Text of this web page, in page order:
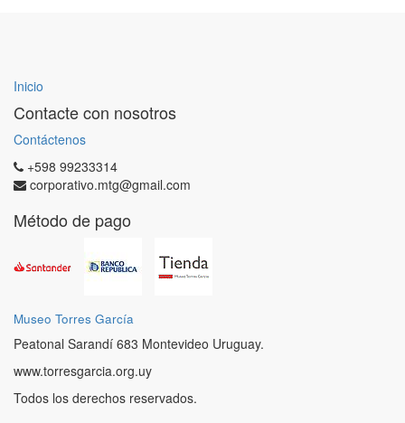
Inicio
Contacte con nosotros
Contáctenos
+598 99233314
corporativo.mtg@gmail.com
Método de pago
Museo Torres García
Peatonal Sarandí 683 Montevideo Uruguay.
www.torresgarcia.org.uy
Todos los derechos reservados.